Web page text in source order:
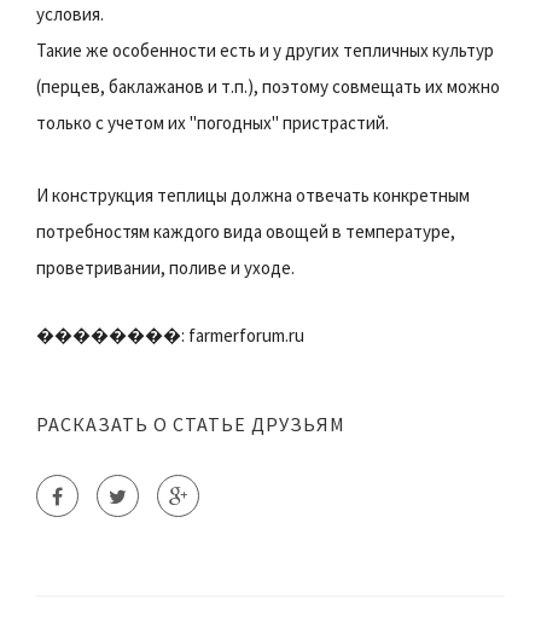
условия.
Такие же особенности есть и у других тепличных культур
(перцев, баклажанов и т.п.), поэтому совмещать их можно
только с учетом их "погодных" пристрастий.
И конструкция теплицы должна отвечать конкретным
потребностям каждого вида овощей в температуре,
проветривании, поливе и уходе.
��������: farmerforum.ru
РАСКАЗАТЬ О СТАТЬЕ ДРУЗЬЯМ